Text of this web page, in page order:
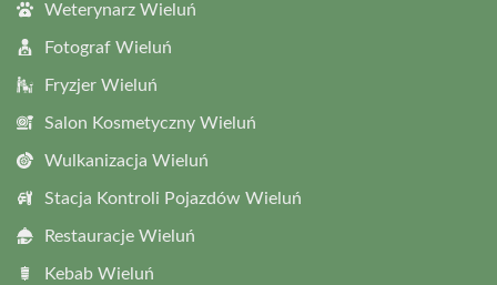
Weterynarz Wieluń
Fotograf Wieluń
Fryzjer Wieluń
Salon Kosmetyczny Wieluń
Wulkanizacja Wieluń
Stacja Kontroli Pojazdów Wieluń
Restauracje Wieluń
Kebab Wieluń